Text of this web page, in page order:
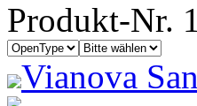
Produkt-Nr.
Vianova